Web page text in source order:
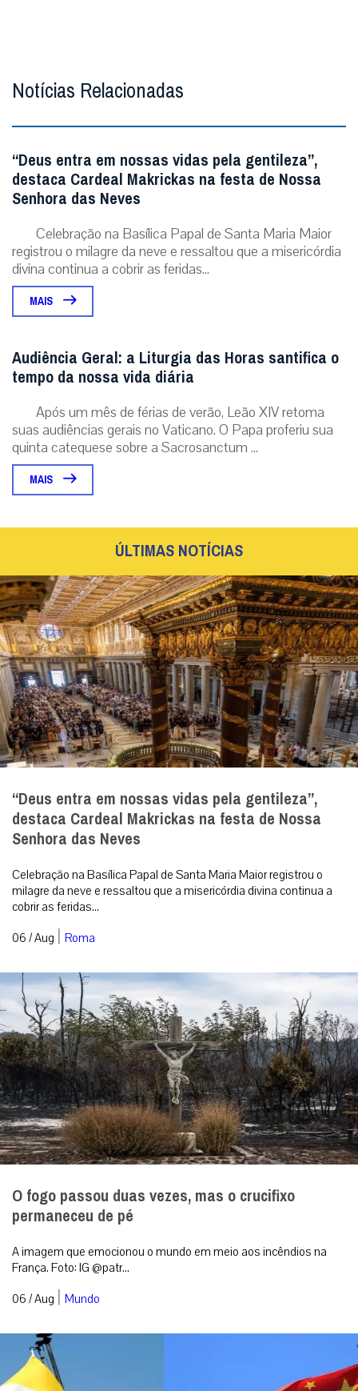
Notícias Relacionadas
“Deus entra em nossas vidas pela gentileza”,
destaca Cardeal Makrickas na festa de Nossa
Senhora das Neves
Celebração na Basílica Papal de Santa Maria Maior
registrou o milagre da neve e ressaltou que a misericórdia
divina continua a cobrir as feridas...
MAIS
Audiência Geral: a Liturgia das Horas santifica o
tempo da nossa vida diária
Após um mês de férias de verão, Leão XIV retoma
suas audiências gerais no Vaticano. O Papa proferiu sua
quinta catequese sobre a Sacrosanctum ...
MAIS
ÚLTIMAS NOTÍCIAS
“Deus entra em nossas vidas pela gentileza”,
destaca Cardeal Makrickas na festa de Nossa
Senhora das Neves
Celebração na Basílica Papal de Santa Maria Maior registrou o
milagre da neve e ressaltou que a misericórdia divina continua a
cobrir as feridas...
06 / Aug | Roma
O fogo passou duas vezes, mas o crucifixo
permaneceu de pé
A imagem que emocionou o mundo em meio aos incêndios na
França. Foto: IG @patr...
06 / Aug | Mundo